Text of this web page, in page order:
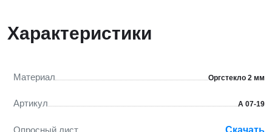
Характеристики
Материал Оргстекло 2 мм
Артикул А 07-19
Опросный лист Скачать